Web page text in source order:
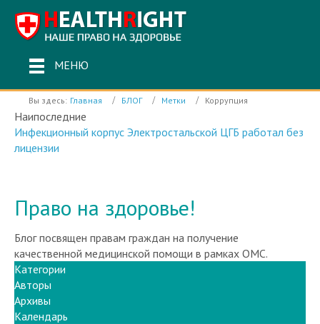
МЕНЮ
Вы здесь: Главная БЛОГ Метки Коррупция
Наипоследние
Инфекционный корпус Электростальской ЦГБ работал без
лицензии
Право на здоровье!
Блог посвящен правам граждан на получение
качественной медицинской помощи в рамках ОМС.
Категории
Авторы
Архивы
Календарь